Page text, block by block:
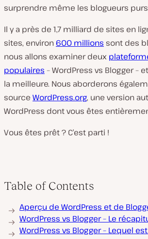
surprendre même les blogueurs
Il y a près de 1,7 milliard de sites en
sites, environ 600 millions sont des
nous allons examiner deux
populaires – WordPress vs Blogger –
la meilleure. Nous aborderons
source WordPress.org, une version
WordPress dont vous êtes
Vous êtes prêt ? C’est parti !
Table of Contents
Aperçu de WordPress et de
WordPress vs Blogger – Le
WordPress vs Blogger – Lequel